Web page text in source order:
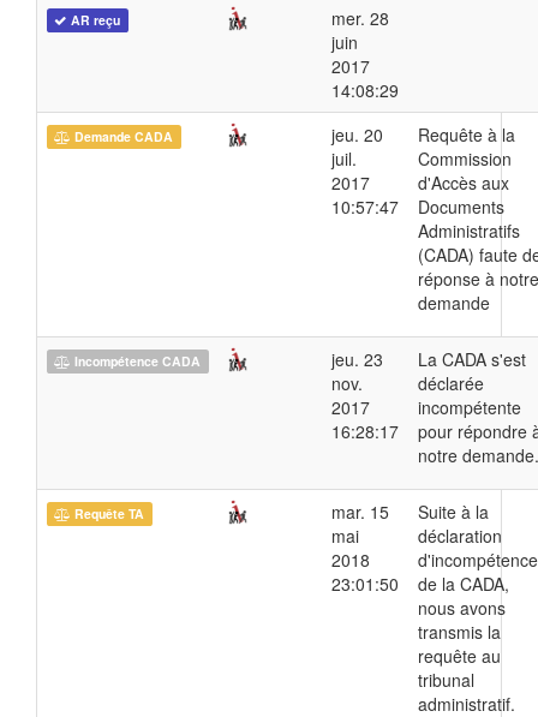
AR reçu
mer. 28
juin
2017
14:08:29
Demande CADA
jeu. 20
juil.
2017
10:57:47
Requête à la
Commission
d'Accès aux
Documents
Administratifs
(CADA) faute
réponse à notre
demande
Incompétence CADA
jeu. 23
nov.
2017
16:28:17
La CADA s'est
déclarée
incompétente
pour répondre
notre demande.
Requête TA
mar. 15
mai
2018
23:01:50
Suite à la
déclaration
d'incompétence
de la CADA,
nous avons
transmis la
requête au
tribunal
administratif.